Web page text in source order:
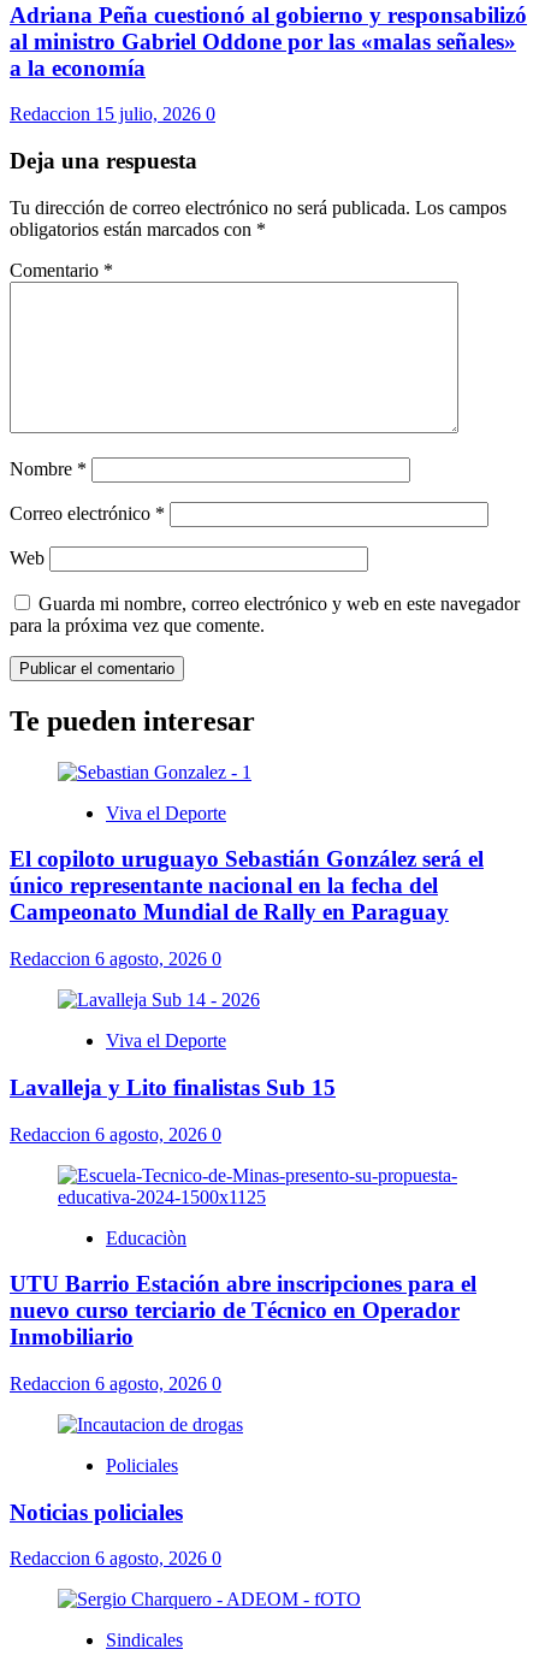
Adriana Peña cuestionó al gobierno y responsabilizó
al ministro Gabriel Oddone por las «malas señales»
a la economía
Redaccion 15 julio, 2026 0
Deja una respuesta
Tu dirección de correo electrónico no será publicada. Los campos
obligatorios están marcados con *
Comentario *
Nombre *
Correo electrónico *
Web
Guarda mi nombre, correo electrónico y web en este navegador
para la próxima vez que comente.
Te pueden interesar
Viva el Deporte
El copiloto uruguayo Sebastián González será el
único representante nacional en la fecha del
Campeonato Mundial de Rally en Paraguay
Redaccion 6 agosto, 2026 0
Viva el Deporte
Lavalleja y Lito finalistas Sub 15
Redaccion 6 agosto, 2026 0
Educaciòn
UTU Barrio Estación abre inscripciones para el
nuevo curso terciario de Técnico en Operador
Inmobiliario
Redaccion 6 agosto, 2026 0
Policiales
Noticias policiales
Redaccion 6 agosto, 2026 0
Sindicales